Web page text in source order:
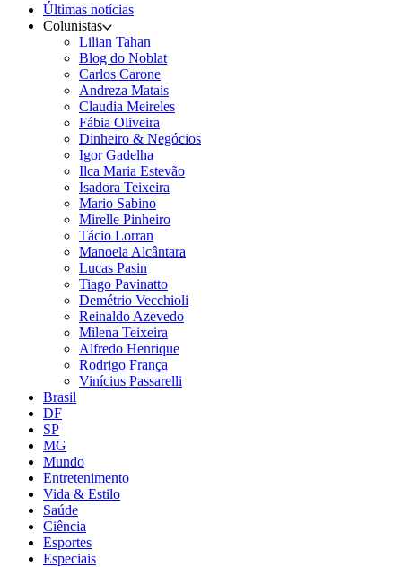
Últimas notícias
Colunistas
Lilian Tahan
Blog do Noblat
Carlos Carone
Andreza Matais
Claudia Meireles
Fábia Oliveira
Dinheiro & Negócios
Igor Gadelha
Ilca Maria Estevão
Isadora Teixeira
Mario Sabino
Mirelle Pinheiro
Tácio Lorran
Manoela Alcântara
Lucas Pasin
Tiago Pavinatto
Demétrio Vecchioli
Reinaldo Azevedo
Milena Teixeira
Alfredo Henrique
Rodrigo França
Vinícius Passarelli
Brasil
DF
SP
MG
Mundo
Entretenimento
Vida & Estilo
Saúde
Ciência
Esportes
Especiais